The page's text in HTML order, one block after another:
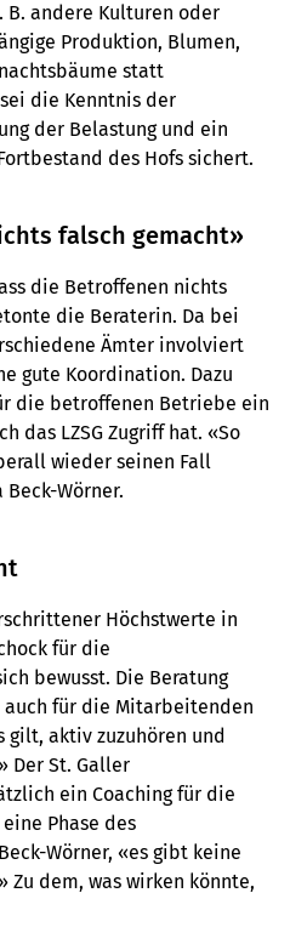
B. andere Kulturen oder
Produktion, Blumen,
statt
die Kenntnis der
der Belastung und ein
des Hofs sichert.
falsch gemacht»
die Betroffenen nichts
die Beraterin. Da bei
Ämter involviert
gute Koordination. Dazu
die betroffenen Betriebe ein
das LZSG Zugriff hat. «So
wieder seinen Fall
Wörner.
Höchstwerte in
für die
bewusst. Die Beratung
auch für die Mitarbeitenden
gilt, aktiv zuzuhören und
Der St. Galler
ein Coaching für die
Phase des
Wörner, «es gibt keine
Zu dem, was wirken könnte,